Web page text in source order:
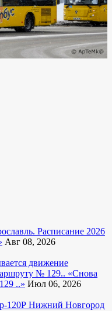
Расписание 2026
Авг 08, 2026
движение
№ 129.. «Снова
..» Июл 06, 2026
120Р Нижний Новгород